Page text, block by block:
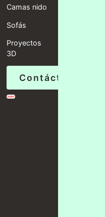
Camas nido
Sofás
Proyectos
3D
Contáctanos